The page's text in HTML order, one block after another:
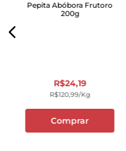
Pepita Abóbora Frutoro
200g
R$24,19
R$120,99/kg
Comprar